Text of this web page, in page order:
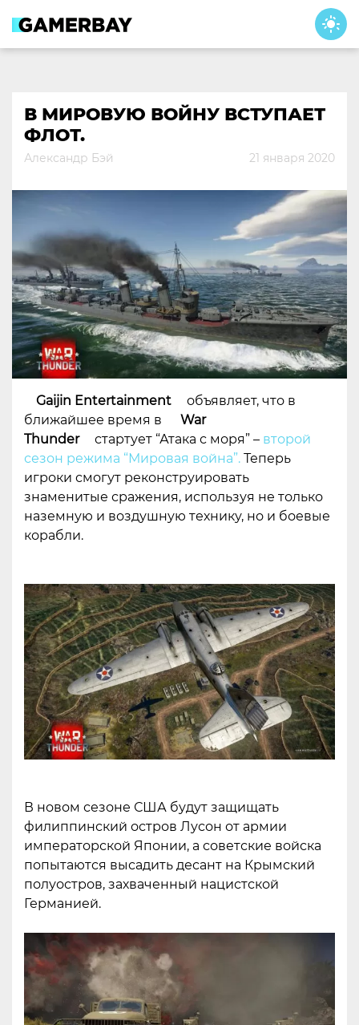
content
В МИРОВУЮ ВОЙНУ ВСТУПАЕТ
ФЛОТ.
Александр Бэй 21 января 2020
Gaijin Entertainment
объявляет, что в
ближайшее время в
War
Thunder
стартует “Атака с моря” – второй
сезон режима “Мировая война”. Теперь
игроки смогут реконструировать
знаменитые сражения, используя не только
наземную и воздушную технику, но и боевые
корабли.
В новом сезоне США будут защищать
филиппинский остров Лусон от армии
императорской Японии, а советские войска
попытаются высадить десант на Крымский
полуостров, захваченный нацистской
Германией.